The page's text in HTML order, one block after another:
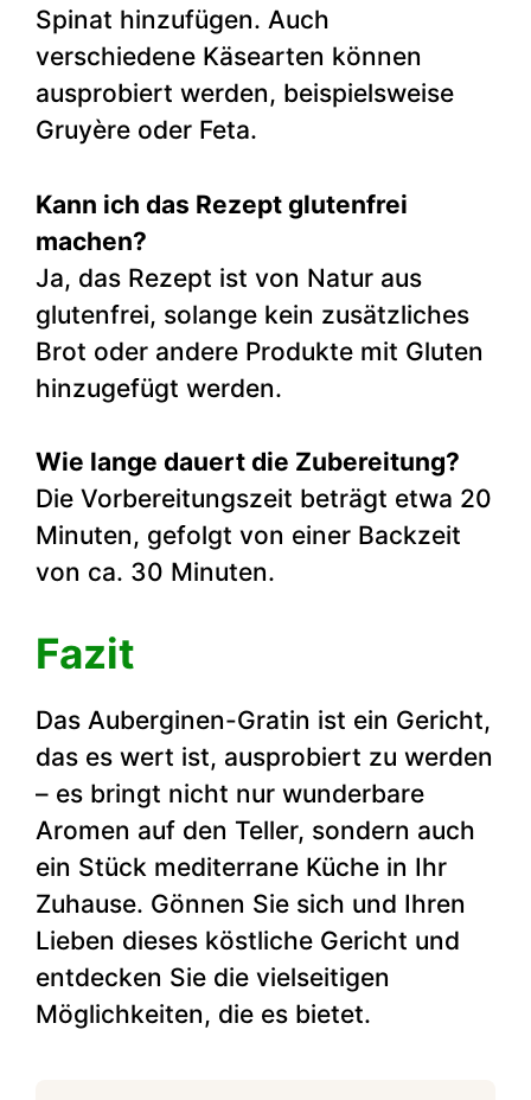
Spinat hinzufügen. Auch
verschiedene Käsearten können
ausprobiert werden, beispielsweise
Gruyère oder Feta.
Kann ich das Rezept glutenfrei
machen?
Ja, das Rezept ist von Natur aus
glutenfrei, solange kein zusätzliches
Brot oder andere Produkte mit Gluten
hinzugefügt werden.
Wie lange dauert die Zubereitung?
Die Vorbereitungszeit beträgt etwa 20
Minuten, gefolgt von einer Backzeit
von ca. 30 Minuten.
Fazit
Das Auberginen-Gratin ist ein Gericht,
das es wert ist, ausprobiert zu werden
– es bringt nicht nur wunderbare
Aromen auf den Teller, sondern auch
ein Stück mediterrane Küche in Ihr
Zuhause. Gönnen Sie sich und Ihren
Lieben dieses köstliche Gericht und
entdecken Sie die vielseitigen
Möglichkeiten, die es bietet.